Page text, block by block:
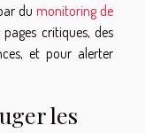
du monitoring de
critiques, des
et pour alerter
les